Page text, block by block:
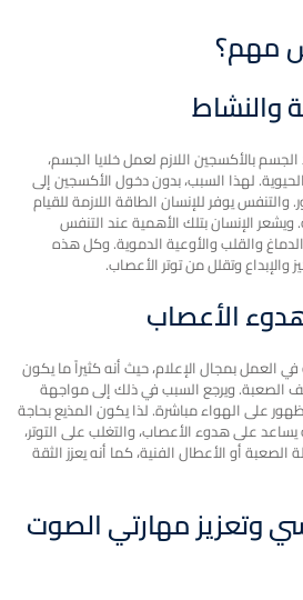
مهم؟
والنشاط
بالأكسجين اللازم لعمل خلايا الجسم،
لهذا السبب، بدون دخول الأكسجين إلى
يوفر للإنسان الطاقة اللازمة للقيام
ويشعر الإنسان بتلك الأهمية عند التنفس
والقلب والأوعية الدموية. وكل هذه
والإبداع وتقلل من توتر الأعصاب.
الأعصاب
العمل بمجال الإعلام، حيث أنه كثيراً ما يكون
الصعبة. ويرجع السبب في ذلك إلى مواجهة
على الهواء مباشرة. لذا يكون المذيع بحاجة
على هدوء الأعصاب، والتغلب على التوتر،
الصعبة أو الأعطال الفنية، كما أنه يعزز الثقة
وتعزيز مهارتي الصوت